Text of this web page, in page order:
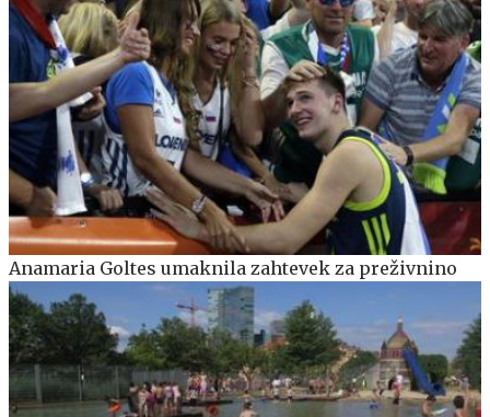
Anamaria Goltes umaknila zahtevek za preživnino